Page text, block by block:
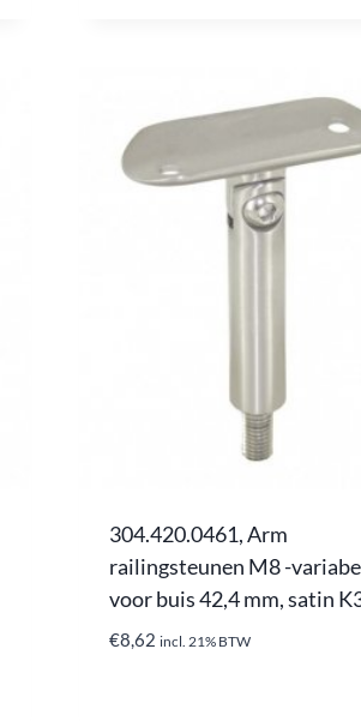
304.420.0461, Arm
railingsteunen M8 -
voor buis 42,4 mm, satin
€8,62 incl. 21% BTW